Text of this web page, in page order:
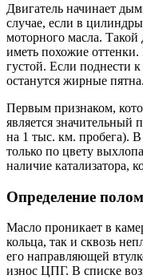
Двигатель начинает
случае, если в
моторного масла.
иметь похожие
густой. Если поднести
останутся жирные пятна.
Первым признаком,
является значительный
на 1 тыс. км. пробега).
только по цвету
наличие катализатора,
Определение
Масло проникает в
кольца, так и сквозь
его направляющей
износ ЦПГ. В списке